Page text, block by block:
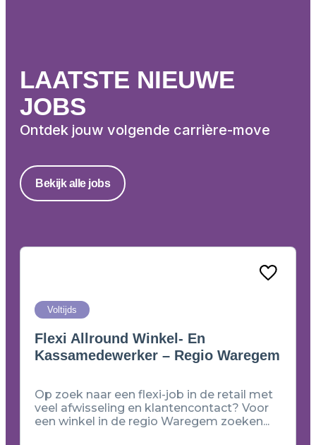
LAATSTE NIEUWE
JOBS
Ontdek jouw volgende carrière-move
Bekijk alle jobs
Voltijds
Flexi Allround Winkel- En
Kassamedewerker – Regio Waregem
Op zoek naar een flexi-job in de retail met
veel afwisseling en klantencontact? Voor
een winkel in de regio Waregem zoeken...